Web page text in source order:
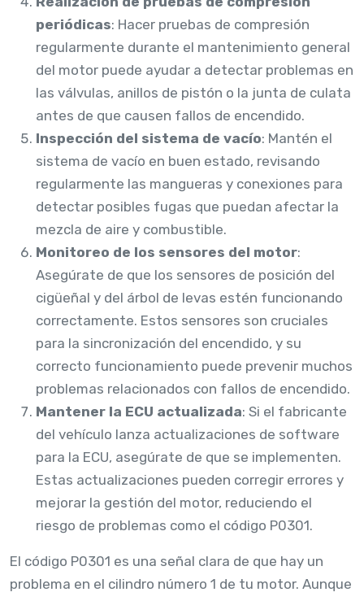
periódicas: Hacer pruebas de compresión
regularmente durante el mantenimiento general
del motor puede ayudar a detectar problemas en
las válvulas, anillos de pistón o la junta de culata
antes de que causen fallos de encendido.
Inspección del sistema de vacío: Mantén el
sistema de vacío en buen estado, revisando
regularmente las mangueras y conexiones para
detectar posibles fugas que puedan afectar la
mezcla de aire y combustible.
Monitoreo de los sensores del motor:
Asegúrate de que los sensores de posición del
cigüeñal y del árbol de levas estén funcionando
correctamente. Estos sensores son cruciales
para la sincronización del encendido, y su
correcto funcionamiento puede prevenir muchos
problemas relacionados con fallos de encendido.
Mantener la ECU actualizada: Si el fabricante
del vehículo lanza actualizaciones de software
para la ECU, asegúrate de que se implementen.
Estas actualizaciones pueden corregir errores y
mejorar la gestión del motor, reduciendo el
riesgo de problemas como el código P0301.
El código P0301 es una señal clara de que hay un
problema en el cilindro número 1 de tu motor. Aunque